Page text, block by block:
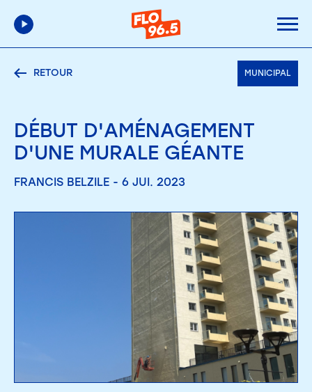
RETOUR MUNICIPAL
DÉBUT D'AMÉNAGEMENT
D'UNE MURALE GÉANTE
FRANCIS BELZILE - 6 JUI. 2023